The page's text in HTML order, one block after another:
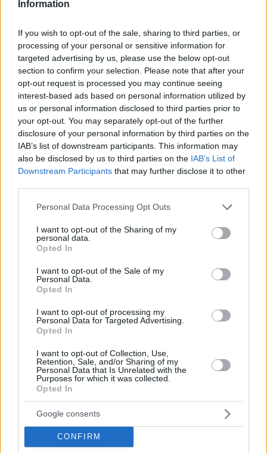
Information
If you wish to opt-out of the sale, sharing to third parties, or
processing of your personal or sensitive information for
targeted advertising by us, please use the below opt-out
section to confirm your selection. Please note that after your
opt-out request is processed you may continue seeing
interest-based ads based on personal information utilized by
us or personal information disclosed to third parties prior to
your opt-out. You may separately opt-out of the further
disclosure of your personal information by third parties on the
IAB’s list of downstream participants. This information may
also be disclosed by us to third parties on the IAB’s List of
Downstream Participants that may further disclose it to other
Please note that this website/app uses one or more Google
not limited to your visit or usage behaviour. You may click to
grant or deny consent to Google and its third-party tags to
use your data for below specified purposes in below Google
consent section.
Personal Data Processing Opt Outs
I want to opt-out of the Sharing of my
personal data.
Opted In
I want to opt-out of the Sale of my
Personal Data.
Opted In
I want to opt-out of processing my
Personal Data for Targeted Advertising.
Opted In
I want to opt-out of Collection, Use,
Retention, Sale, and/or Sharing of my
Personal Data that Is Unrelated with the
Purposes for which it was collected.
Opted In
Google consents
CONFIRM
Σκόπια: Στην Εφημερίδα της Κυβέρνησης οι
συνταγματικές αλλαγές
Το ΦΕΚ έχει ημερομηνία 12 Ιανουαρίου και φέρει την
υπογραφή του προέδρου της σκοπιανής Βουλής
Κουτσούμπας: Στόχος της αναθεώρησης η κυριαρχία του
σάπιου πολιτικού συστήματος
Για «συμπαιγνία» και για «δικομματικό παιχνίδι» έκανε
λόγο ο Γραμματέας του ΚΚΕ αναφερόμενος στον
καυγά Τσίπρα - Μητσοτάκη
14.11.2018, 20:24 3